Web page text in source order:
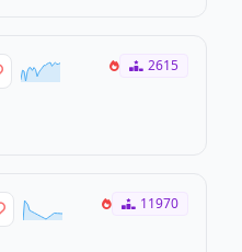
2615
11970